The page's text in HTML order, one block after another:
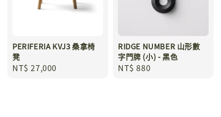
PERIFERIA KVJ3 桑拿椅
凳
Regular
NT$ 27,000
RIDGE NUMBER 山形數
字門牌 (小) - 黑色
Regular
NT$ 880